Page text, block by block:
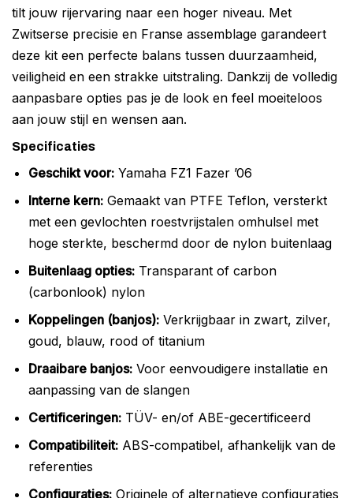
tilt jouw rijervaring naar een hoger niveau. Met
Zwitserse precisie en Franse assemblage garandeert
deze kit een perfecte balans tussen duurzaamheid,
veiligheid en een strakke uitstraling. Dankzij de volledig
aanpasbare opties pas je de look en feel moeiteloos
aan jouw stijl en wensen aan.
Specificaties
Geschikt voor:Yamaha FZ1 Fazer ’06
Interne kern:Gemaakt van PTFE Teflon, versterkt
met een gevlochten roestvrijstalen omhulsel met
hoge sterkte, beschermd door de nylon buitenlaag
Buitenlaag opties:Transparant of carbon
(carbonlook) nylon
Koppelingen (banjos):Verkrijgbaar in zwart, zilver,
goud, blauw, rood of titanium
Draaibare banjos:Voor eenvoudigere installatie en
aanpassing van de slangen
Certificeringen:TÜV- en/of ABE-gecertificeerd
Compatibiliteit:ABS-compatibel, afhankelijk van de
referenties
Configuraties:Originele of alternatieve configuraties